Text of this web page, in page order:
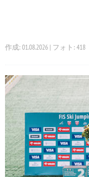
作成: 01.08.2026 | フォト: 418